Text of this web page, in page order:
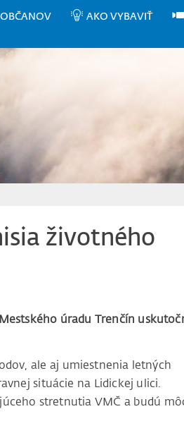
AKO VYBAVIŤ
životného
úradu Trenčín
ale aj umiestnenia letných
situácie na Lidickej ulici.
stretnutia VMČ a budú